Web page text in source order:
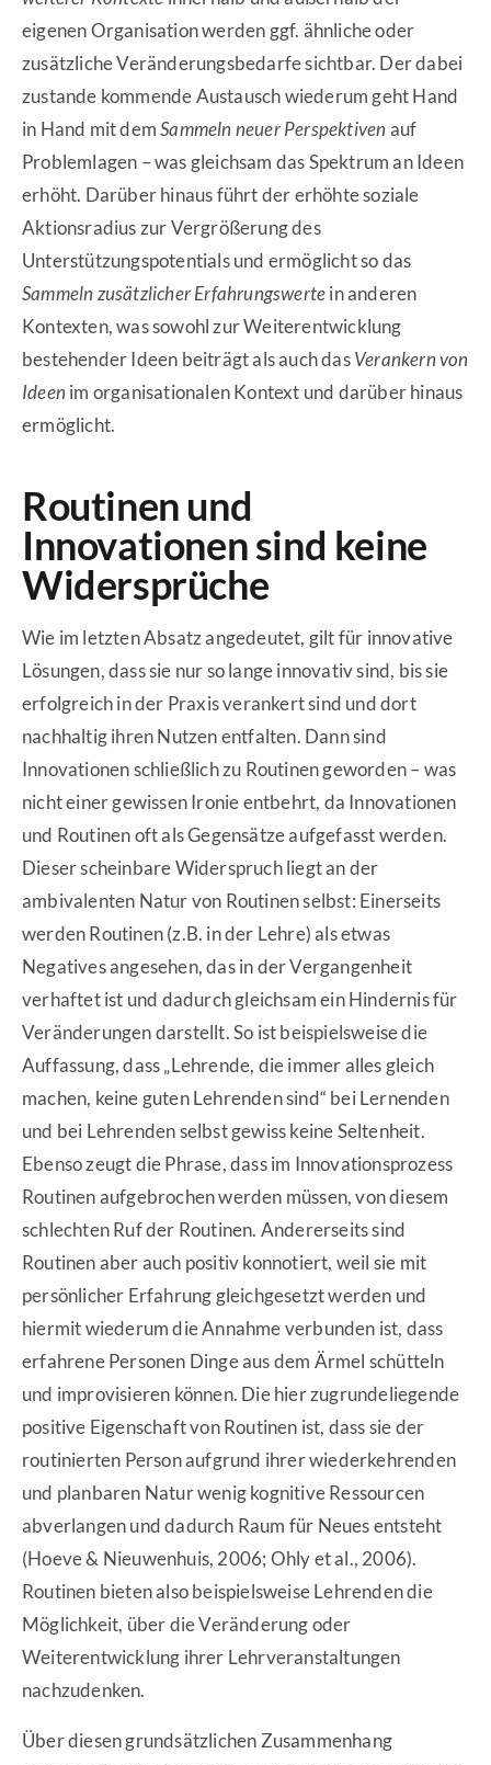
eigenen Organisation werden ggf. ähnliche oder
zusätzliche Veränderungsbedarfe sichtbar. Der dabei
zustande kommende Austausch wiederum geht Hand
in Hand mit demSammeln neuer Perspektiven auf
Problemlagen – was gleichsam das Spektrum an Ideen
erhöht. Darüber hinaus führt der erhöhte soziale
Aktionsradius zur Vergrößerung des
Unterstützungspotentials und ermöglicht so das
Sammeln zusätzlicher Erfahrungswertein anderen
Kontexten, was sowohl zur Weiterentwicklung
bestehender Ideen beiträgt als auch dasVerankern von
Ideen im organisationalen Kontext und darüber hinaus
ermöglicht.
Routinen und
Innovationen sind keine
Widersprüche
Wie im letzten Absatz angedeutet, gilt für innovative
Lösungen, dass sie nur so lange innovativ sind, bis sie
erfolgreich in der Praxis verankert sind und dort
nachhaltig ihren Nutzen entfalten. Dann sind
Innovationen schließlich zu Routinen geworden – was
nicht einer gewissen Ironie entbehrt, da Innovationen
und Routinen oft als Gegensätze aufgefasst werden.
Dieser scheinbare Widerspruch liegt an der
ambivalenten Natur von Routinen selbst: Einerseits
werden Routinen (z.B. in der Lehre) als etwas
Negatives angesehen, das in der Vergangenheit
verhaftet ist und dadurch gleichsam ein Hindernis für
Veränderungen darstellt. So ist beispielsweise die
Auffassung, dass „Lehrende, die immer alles gleich
machen, keine guten Lehrenden sind“ bei Lernenden
und bei Lehrenden selbst gewiss keine Seltenheit.
Ebenso zeugt die Phrase, dass im Innovationsprozess
Routinen aufgebrochen werden müssen, von diesem
schlechten Ruf der Routinen. Andererseits sind
Routinen aber auch positiv konnotiert, weil sie mit
persönlicher Erfahrung gleichgesetzt werden und
hiermit wiederum die Annahme verbunden ist, dass
erfahrene Personen Dinge aus dem Ärmel schütteln
und improvisieren können. Die hier zugrundeliegende
positive Eigenschaft von Routinen ist, dass sie der
routinierten Person aufgrund ihrer wiederkehrenden
und planbaren Natur wenig kognitive Ressourcen
abverlangen und dadurch Raum für Neues entsteht
(Hoeve & Nieuwenhuis, 2006; Ohly et al., 2006).
Routinen bieten also beispielsweise Lehrenden die
Möglichkeit, über die Veränderung oder
Weiterentwicklung ihrer Lehrveranstaltungen
nachzudenken.
Über diesen grundsätzlichen Zusammenhang